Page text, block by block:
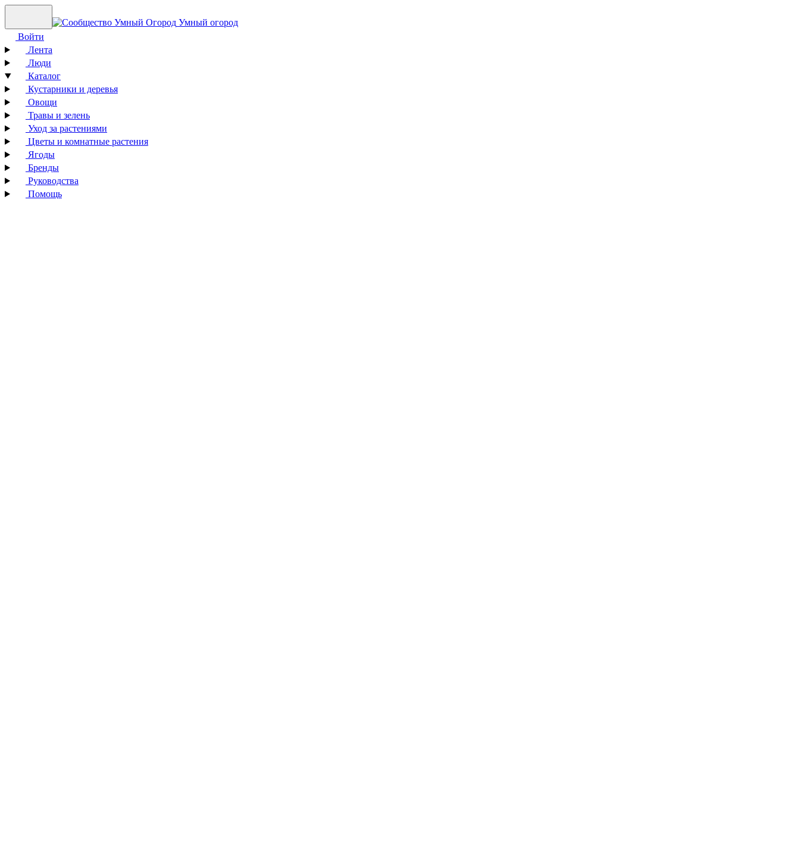
Умный огород
Войти
Лента
Люди
Каталог
Кустарники и деревья
Овощи
Травы и зелень
Уход за растениями
Цветы и комнатные растения
Ягоды
Бренды
Руководства
Помощь